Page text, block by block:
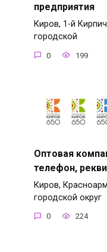
предприятия
Киров, 1-й
городской
0 199
Оптовая
телефон,
Киров,
городской округ
0 224